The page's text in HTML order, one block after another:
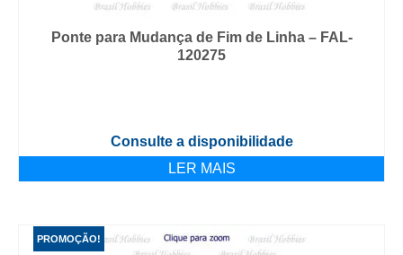
Ponte para Mudança de Fim de Linha – FAL-
120275
Consulte a disponibilidade
LER MAIS
PROMOÇÃO!